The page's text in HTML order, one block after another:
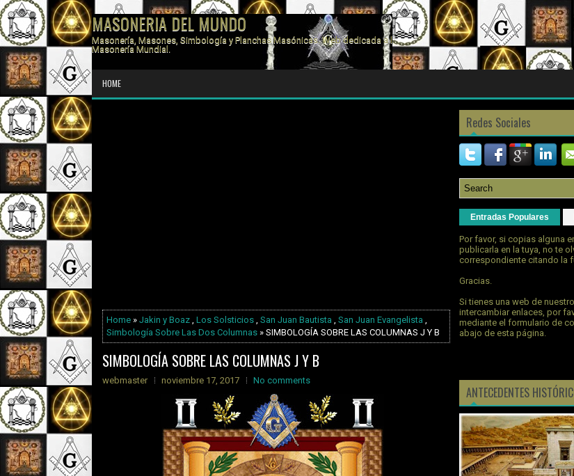
MASONERIA DEL MUNDO
Masonería, Masones, Simbología y Planchas Masónicas. Web dedicada a la
Masonería Mundial.
HOME
Home » Jakin y Boaz , Los Solsticios , San Juan Bautista , San Juan Evangelista ,
Simbología Sobre Las Dos Columnas » SIMBOLOGÍA SOBRE LAS COLUMNAS J Y B
SIMBOLOGÍA SOBRE LAS COLUMNAS J Y B
webmaster noviembre 17, 2017 No comments
Redes Sociales
Entradas Populares
Por favor, si copias alguna
publicarla en la tuya, no te
correspondiente citando la
Gracias.
Si tienes una web de
intercambiar enlaces, por
mediante el formulario de
abajo de esta página.
ANTECEDENTES